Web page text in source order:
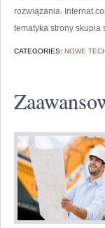
rozwiązania.
tematyka strony skupia
CATEGORIES: NOWE